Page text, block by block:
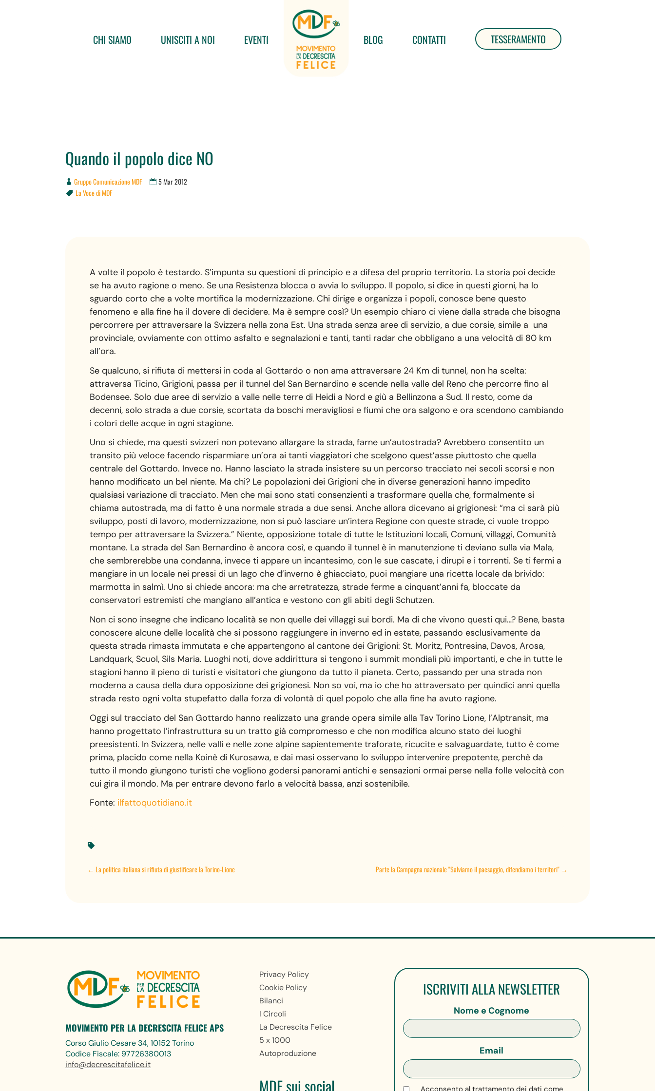
CHI SIAMO UNISCITI A NOI EVENTI BLOG CONTATTI TESSERAMENTO
Quando il popolo dice NO
Gruppo Comunicazione MDF 5 Mar 2012
 La Voce di MDF
A volte il popolo è testardo. S’impunta su questioni di principio e a difesa del proprio territorio. La storia poi decide
se ha avuto ragione o meno. Se una Resistenza blocca o avvia lo sviluppo. Il popolo, si dice in questi giorni, ha lo
sguardo corto che a volte mortifica la modernizzazione. Chi dirige e organizza i popoli, conosce bene questo
fenomeno e alla fine ha il dovere di decidere. Ma è sempre così? Un esempio chiaro ci viene dalla strada che bisogna
percorrere per attraversare la Svizzera nella zona Est. Una strada senza aree di servizio, a due corsie, simile a una
provinciale, ovviamente con ottimo asfalto e segnalazioni e tanti, tanti radar che obbligano a una velocità di 80 km
all’ora.
Se qualcuno, si rifiuta di mettersi in coda al Gottardo o non ama attraversare 24 Km di tunnel, non ha scelta:
attraversa Ticino, Grigioni, passa per il tunnel del San Bernardino e scende nella valle del Reno che percorre fino al
Bodensee. Solo due aree di servizio a valle nelle terre di Heidi a Nord e giù a Bellinzona a Sud. Il resto, come da
decenni, solo strada a due corsie, scortata da boschi meravigliosi e fiumi che ora salgono e ora scendono cambiando
i colori delle acque in ogni stagione.
Uno si chiede, ma questi svizzeri non potevano allargare la strada, farne un’autostrada? Avrebbero consentito un
transito più veloce facendo risparmiare un’ora ai tanti viaggiatori che scelgono quest’asse piuttosto che quella
centrale del Gottardo. Invece no. Hanno lasciato la strada insistere su un percorso tracciato nei secoli scorsi e non
hanno modificato un bel niente. Ma chi? Le popolazioni dei Grigioni che in diverse generazioni hanno impedito
qualsiasi variazione di tracciato. Men che mai sono stati consenzienti a trasformare quella che, formalmente si
chiama autostrada, ma di fatto è una normale strada a due sensi. Anche allora dicevano ai grigionesi: “ma ci sarà più
sviluppo, posti di lavoro, modernizzazione, non si può lasciare un’intera Regione con queste strade, ci vuole troppo
tempo per attraversare la Svizzera.” Niente, opposizione totale di tutte le Istituzioni locali, Comuni, villaggi, Comunità
montane. La strada del San Bernardino è ancora così, e quando il tunnel è in manutenzione ti deviano sulla via Mala,
che sembrerebbe una condanna, invece ti appare un incantesimo, con le sue cascate, i dirupi e i torrenti. Se ti fermi a
mangiare in un locale nei pressi di un lago che d’inverno è ghiacciato, puoi mangiare una ricetta locale da brivido:
marmotta in salmì. Uno si chiede ancora: ma che arretratezza, strade ferme a cinquant’anni fa, bloccate da
conservatori estremisti che mangiano all’antica e vestono con gli abiti degli Schutzen.
Non ci sono insegne che indicano località se non quelle dei villaggi sui bordi. Ma di che vivono questi qui…? Bene, basta
conoscere alcune delle località che si possono raggiungere in inverno ed in estate, passando esclusivamente da
questa strada rimasta immutata e che appartengono al cantone dei Grigioni: St. Moritz, Pontresina, Davos, Arosa,
Landquark, Scuol, Sils Maria. Luoghi noti, dove addirittura si tengono i summit mondiali più importanti, e che in tutte le
stagioni hanno il pieno di turisti e visitatori che giungono da tutto il pianeta. Certo, passando per una strada non
moderna a causa della dura opposizione dei grigionesi. Non so voi, ma io che ho attraversato per quindici anni quella
strada resto ogni volta stupefatto dalla forza di volontà di quel popolo che alla fine ha avuto ragione.
Oggi sul tracciato del San Gottardo hanno realizzato una grande opera simile alla Tav Torino Lione, l’Alptransit, ma
hanno progettato l’infrastruttura su un tratto già compromesso e che non modifica alcuno stato dei luoghi
preesistenti. In Svizzera, nelle valli e nelle zone alpine sapientemente traforate, ricucite e salvaguardate, tutto è come
prima, placido come nella Koinè di Kurosawa, e dai masi osservano lo sviluppo intervenire prepotente, perchè da
tutto il mondo giungono turisti che vogliono godersi panorami antichi e sensazioni ormai perse nella folle velocità con
cui gira il mondo. Ma per entrare devono farlo a velocità bassa, anzi sostenibile.
Fonte: ilfattoquotidiano.it

←La politica italiana si rifiuta di giustificare la Torino-Lione Parte la Campagna nazionale "Salviamo il paesaggio, difendiamo i territori"→
MOVIMENTO PER LA DECRESCITA FELICE APS
Corso Giulio Cesare 34, 10152 Torino
Codice Fiscale: 97726380013
info@decrescitafelice.it
Privacy Policy
Cookie Policy
Bilanci
I Circoli
La Decrescita Felice
5 x 1000
Autoproduzione
MDF sui social
ISCRIVITI ALLA NEWSLETTER
Nome e Cognome
Email
Acconsento al trattamento dei dati come